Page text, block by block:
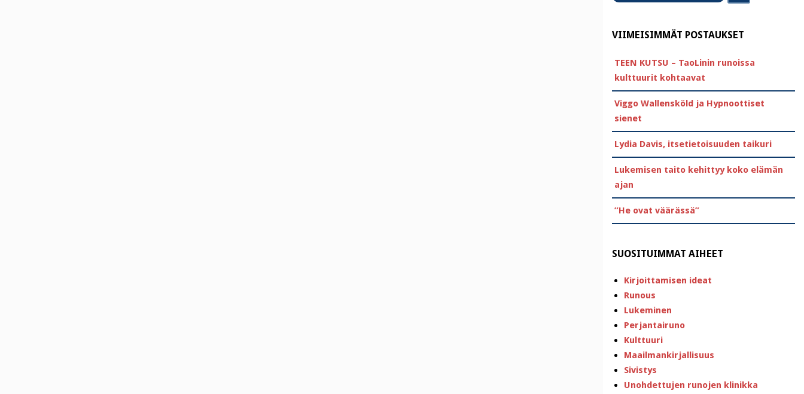
VIIMEISIMMÄT POSTAUKSET
TEEN KUTSU – TaoLinin runoissa
kulttuurit kohtaavat
Viggo Wallensköld ja Hypnoottiset
sienet
Lydia Davis, itsetietoisuuden taikuri
Lukemisen taito kehittyy koko elämän
ajan
”He ovat väärässä”
SUOSITUIMMAT AIHEET
Kirjoittamisen ideat
Runous
Lukeminen
Perjantairuno
Kulttuuri
Maailmankirjallisuus
Sivistys
Unohdettujen runojen klinikka